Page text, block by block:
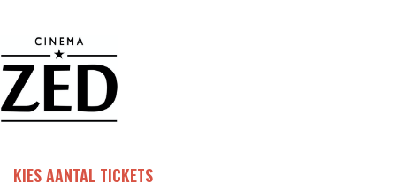
KIES AANTAL TICKETS